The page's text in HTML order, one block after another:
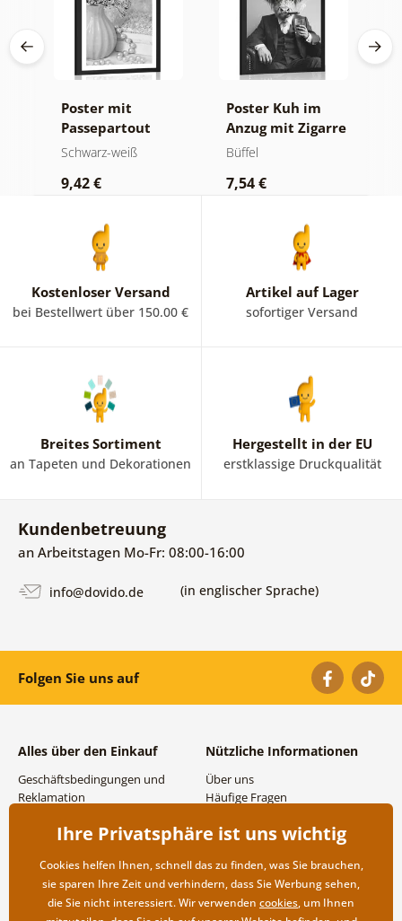
Poster mit
Passepartout
Luxuriöses
Schwarz-Weiß
Schwarz-weiß
9,42 €
Poster Kuh im
Anzug mit Zigarre
und Whiskey
Büffel
7,54 €
Kostenloser Versand
bei Bestellwert über 150.00 €
Artikel auf Lager
sofortiger Versand
Breites Sortiment
an Tapeten und Dekorationen
Hergestellt in der EU
erstklassige Druckqualität
Kundenbetreuung
an Arbeitstagen Mo-Fr: 08:00-16:00
info@dovido.de (in englischer Sprache)
Folgen Sie uns auf
Alles über den Einkauf
Geschäftsbedingungen und
Reklamation
Versand- und
Rücksendung der Ware
Nützliche Informationen
Über uns
Häufige Fragen
Großhandel und
Ihre Privatsphäre ist uns wichtig
Cookies helfen Ihnen, schnell das zu finden, was Sie brauchen,
sie sparen Ihre Zeit und verhindern, dass Sie Werbung sehen,
die Sie nicht interessiert. Wir verwenden cookies, um Ihnen